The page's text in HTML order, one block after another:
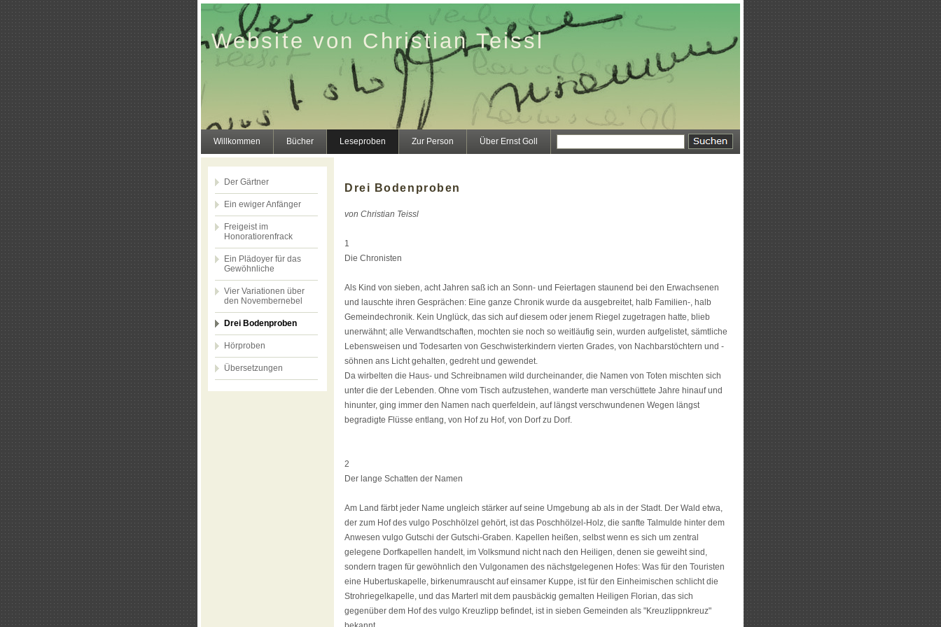
Website von Christian Teissl
Willkommen Bücher Leseproben Zur Person Über Ernst Goll
Der Gärtner
Ein ewiger Anfänger
Freigeist im
Honoratiorenfrack
Ein Plädoyer für das
Gewöhnliche
Vier Variationen über
den Novembernebel
Drei Bodenproben
Hörproben
Übersetzungen
Drei Bodenproben
von Christian Teissl
1
Die Chronisten
Als Kind von sieben, acht Jahren saß ich an Sonn- und Feiertagen staunend bei den Erwachsenen
und lauschte ihren Gesprächen: Eine ganze Chronik wurde da ausgebreitet, halb Familien-, halb
Gemeindechronik. Kein Unglück, das sich auf diesem oder jenem Riegel zugetragen hatte, blieb
unerwähnt; alle Verwandtschaften, mochten sie noch so weitläufig sein, wurden aufgelistet, sämtliche
Lebensweisen und Todesarten von Geschwisterkindern vierten Grades, von Nachbarstöchtern und -
söhnen ans Licht gehalten, gedreht und gewendet.
Da wirbelten die Haus- und Schreibnamen wild durcheinander, die Namen von Toten mischten sich
unter die der Lebenden. Ohne vom Tisch aufzustehen, wanderte man verschüttete Jahre hinauf und
hinunter, ging immer den Namen nach querfeldein, auf längst verschwundenen Wegen längst
begradigte Flüsse entlang, von Hof zu Hof, von Dorf zu Dorf.
2
Der lange Schatten der Namen
Am Land färbt jeder Name ungleich stärker auf seine Umgebung ab als in der Stadt. Der Wald etwa,
der zum Hof des vulgo Poschhölzel gehört, ist das Poschhölzel-Holz, die sanfte Talmulde hinter dem
Anwesen vulgo Gutschi der Gutschi-Graben. Kapellen heißen, selbst wenn es sich um zentral
gelegene Dorfkapellen handelt, im Volksmund nicht nach den Heiligen, denen sie geweiht sind,
sondern tragen für gewöhnlich den Vulgonamen des nächstgelegenen Hofes: Was für den Touristen
eine Hubertuskapelle, birkenumrauscht auf einsamer Kuppe, ist für den Einheimischen schlicht die
Strohriegelkapelle, und das Marterl mit dem pausbäckig gemalten Heiligen Florian, das sich
gegenüber dem Hof des vulgo Kreuzlipp befindet, ist in sieben Gemeinden als "Kreuzlippnkreuz"